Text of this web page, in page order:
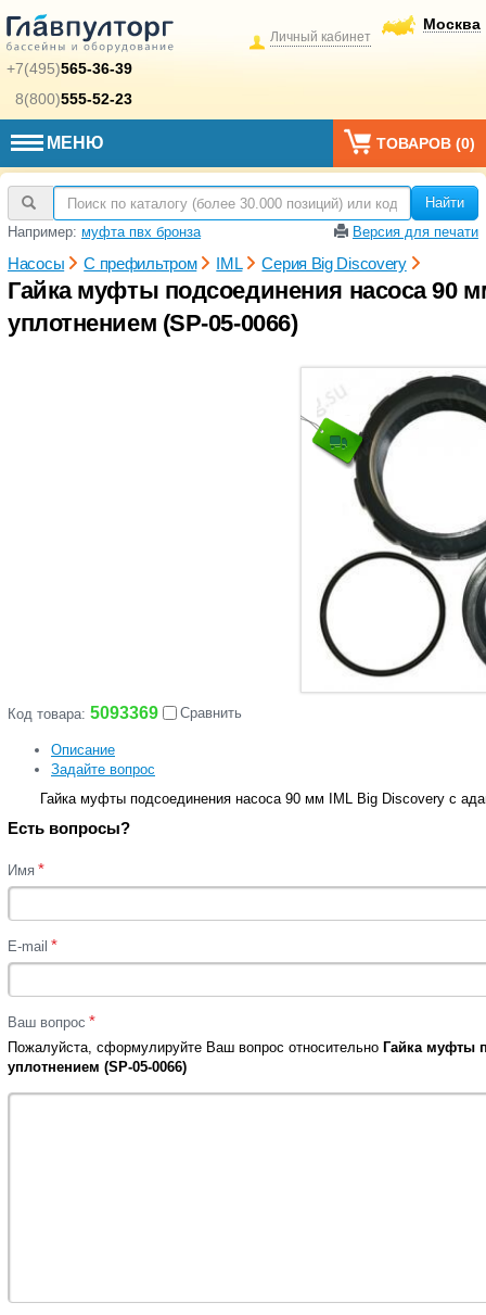
+7(495)565-36-39
8(800)555-52-23
Москва
Личный кабинет
МЕНЮ ТОВАРОВ (0)
Найти
Например: муфта пвх бронза Версия для печати
Насосы С префильтром IML Серия Big Discovery
Гайка муфты подсоединения насоса 90
уплотнением (SP-05-0066)
Код товара: 5093369 Сравнить
Описание
Задайте вопрос
Гайка муфты подсоединения насоса 90 мм IML Big Discovery с
Есть вопросы?
Имя *
E-mail *
Ваш вопрос *
Пожалуйста, сформулируйте Ваш вопрос относительно Гайка муфты
уплотнением (SP-05-0066)